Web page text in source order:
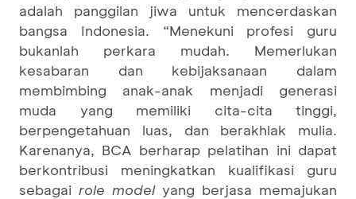
adalah panggilan jiwa untuk mencerdaskan
bangsa Indonesia. “Menekuni profesi guru
bukanlah perkara mudah. Memerlukan
kesabaran dan kebijaksanaan dalam
membimbing anak-anak menjadi generasi
muda yang memiliki cita-cita tinggi,
berpengetahuan luas, dan berakhlak mulia.
Karenanya, BCA berharap pelatihan ini dapat
berkontribusi meningkatkan kualifikasi guru
sebagai role modelyang berjasa memajukan